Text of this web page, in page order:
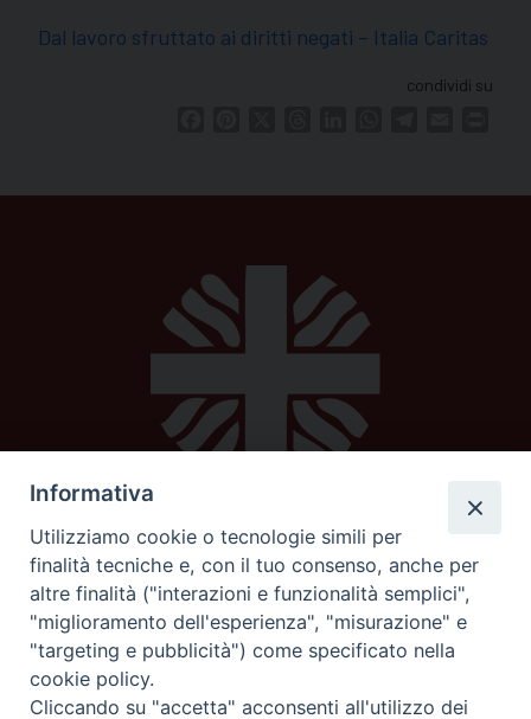
Dal lavoro sfruttato ai diritti negati – Italia Caritas
condividi su
Caritas diocesana
Piazza Strambi 4
62100 Macerata
telefono 0733232795
mail:caritas@diocesimacerata.it
Informativa
Utilizziamo cookie o tecnologie simili per
finalità tecniche e, con il tuo consenso, anche per
altre finalità ("interazioni e funzionalità semplici",
"miglioramento dell'esperienza", "misurazione" e
"targeting e pubblicità") come specificato nella
cookie policy.
Cliccando su "accetta" acconsenti all'utilizzo dei